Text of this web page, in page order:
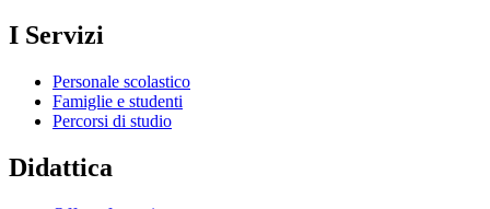
I Servizi
Personale scolastico
Famiglie e studenti
Percorsi di studio
Didattica